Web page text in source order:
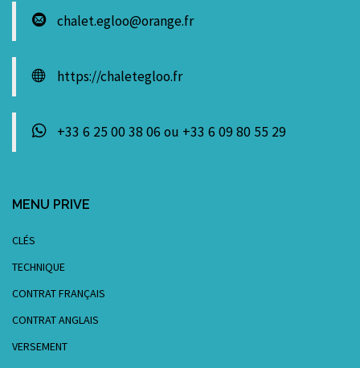
chalet.egloo@orange.fr
https://chaletegloo.fr
+33 6 25 00 38 06 ou +33 6 09 80 55 29
MENU PRIVE
CLÉS
TECHNIQUE
CONTRAT FRANÇAIS
CONTRAT ANGLAIS
VERSEMENT